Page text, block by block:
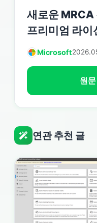
새로운 MRCA
프리미엄 라이
Microsoft
원
연관 추천 글